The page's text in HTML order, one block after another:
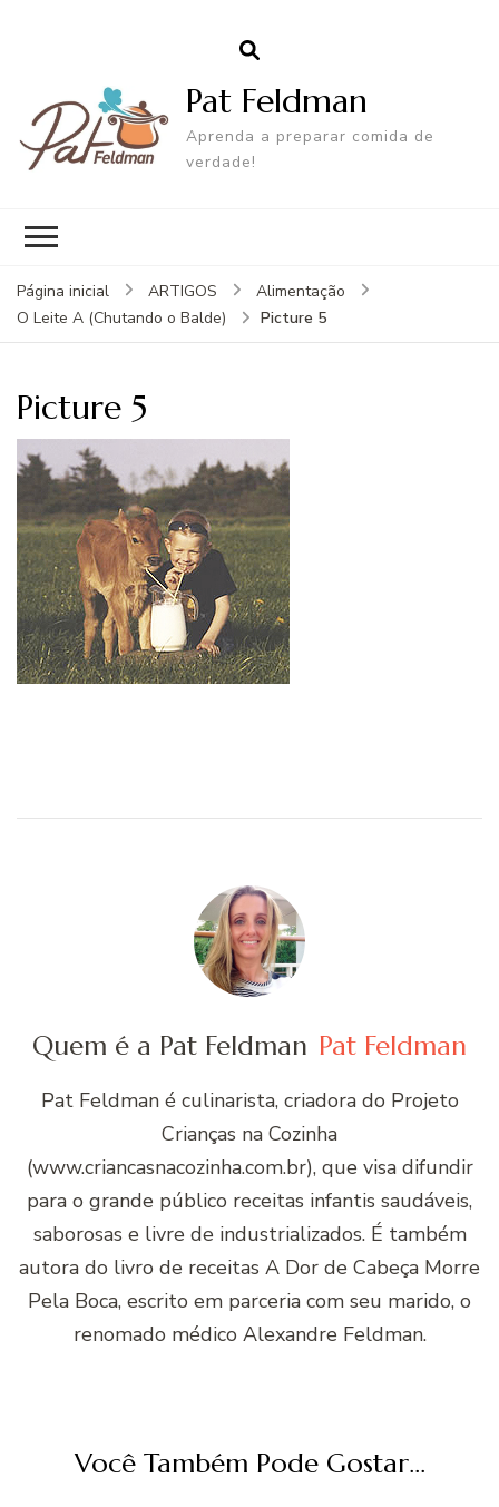
Pat Feldman
Aprenda a preparar comida de
verdade!
Página inicial ARTIGOS
Alimentação
O Leite A (Chutando o Balde)
Picture 5
Picture 5
Quem é a Pat Feldman Pat Feldman
Pat Feldman é culinarista, criadora do Projeto
Crianças na Cozinha
(www.criancasnacozinha.com.br), que visa difundir
para o grande público receitas infantis saudáveis,
saborosas e livre de industrializados. É também
autora do livro de receitas A Dor de Cabeça Morre
Pela Boca, escrito em parceria com seu marido, o
renomado médico Alexandre Feldman.
Você Também Pode Gostar...